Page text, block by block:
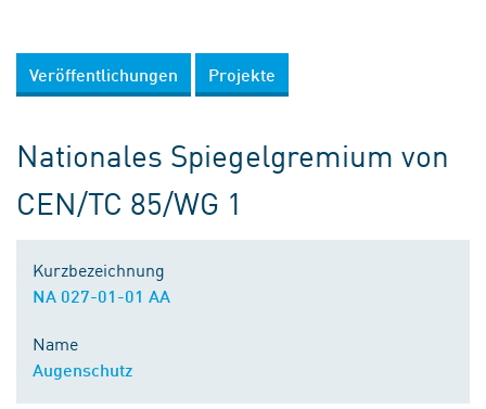
Veröffentlichungen Projekte
Nationales Spiegelgremium von
CEN/TC 85/WG 1
Kurzbezeichnung
NA 027-01-01 AA
Name
Augenschutz